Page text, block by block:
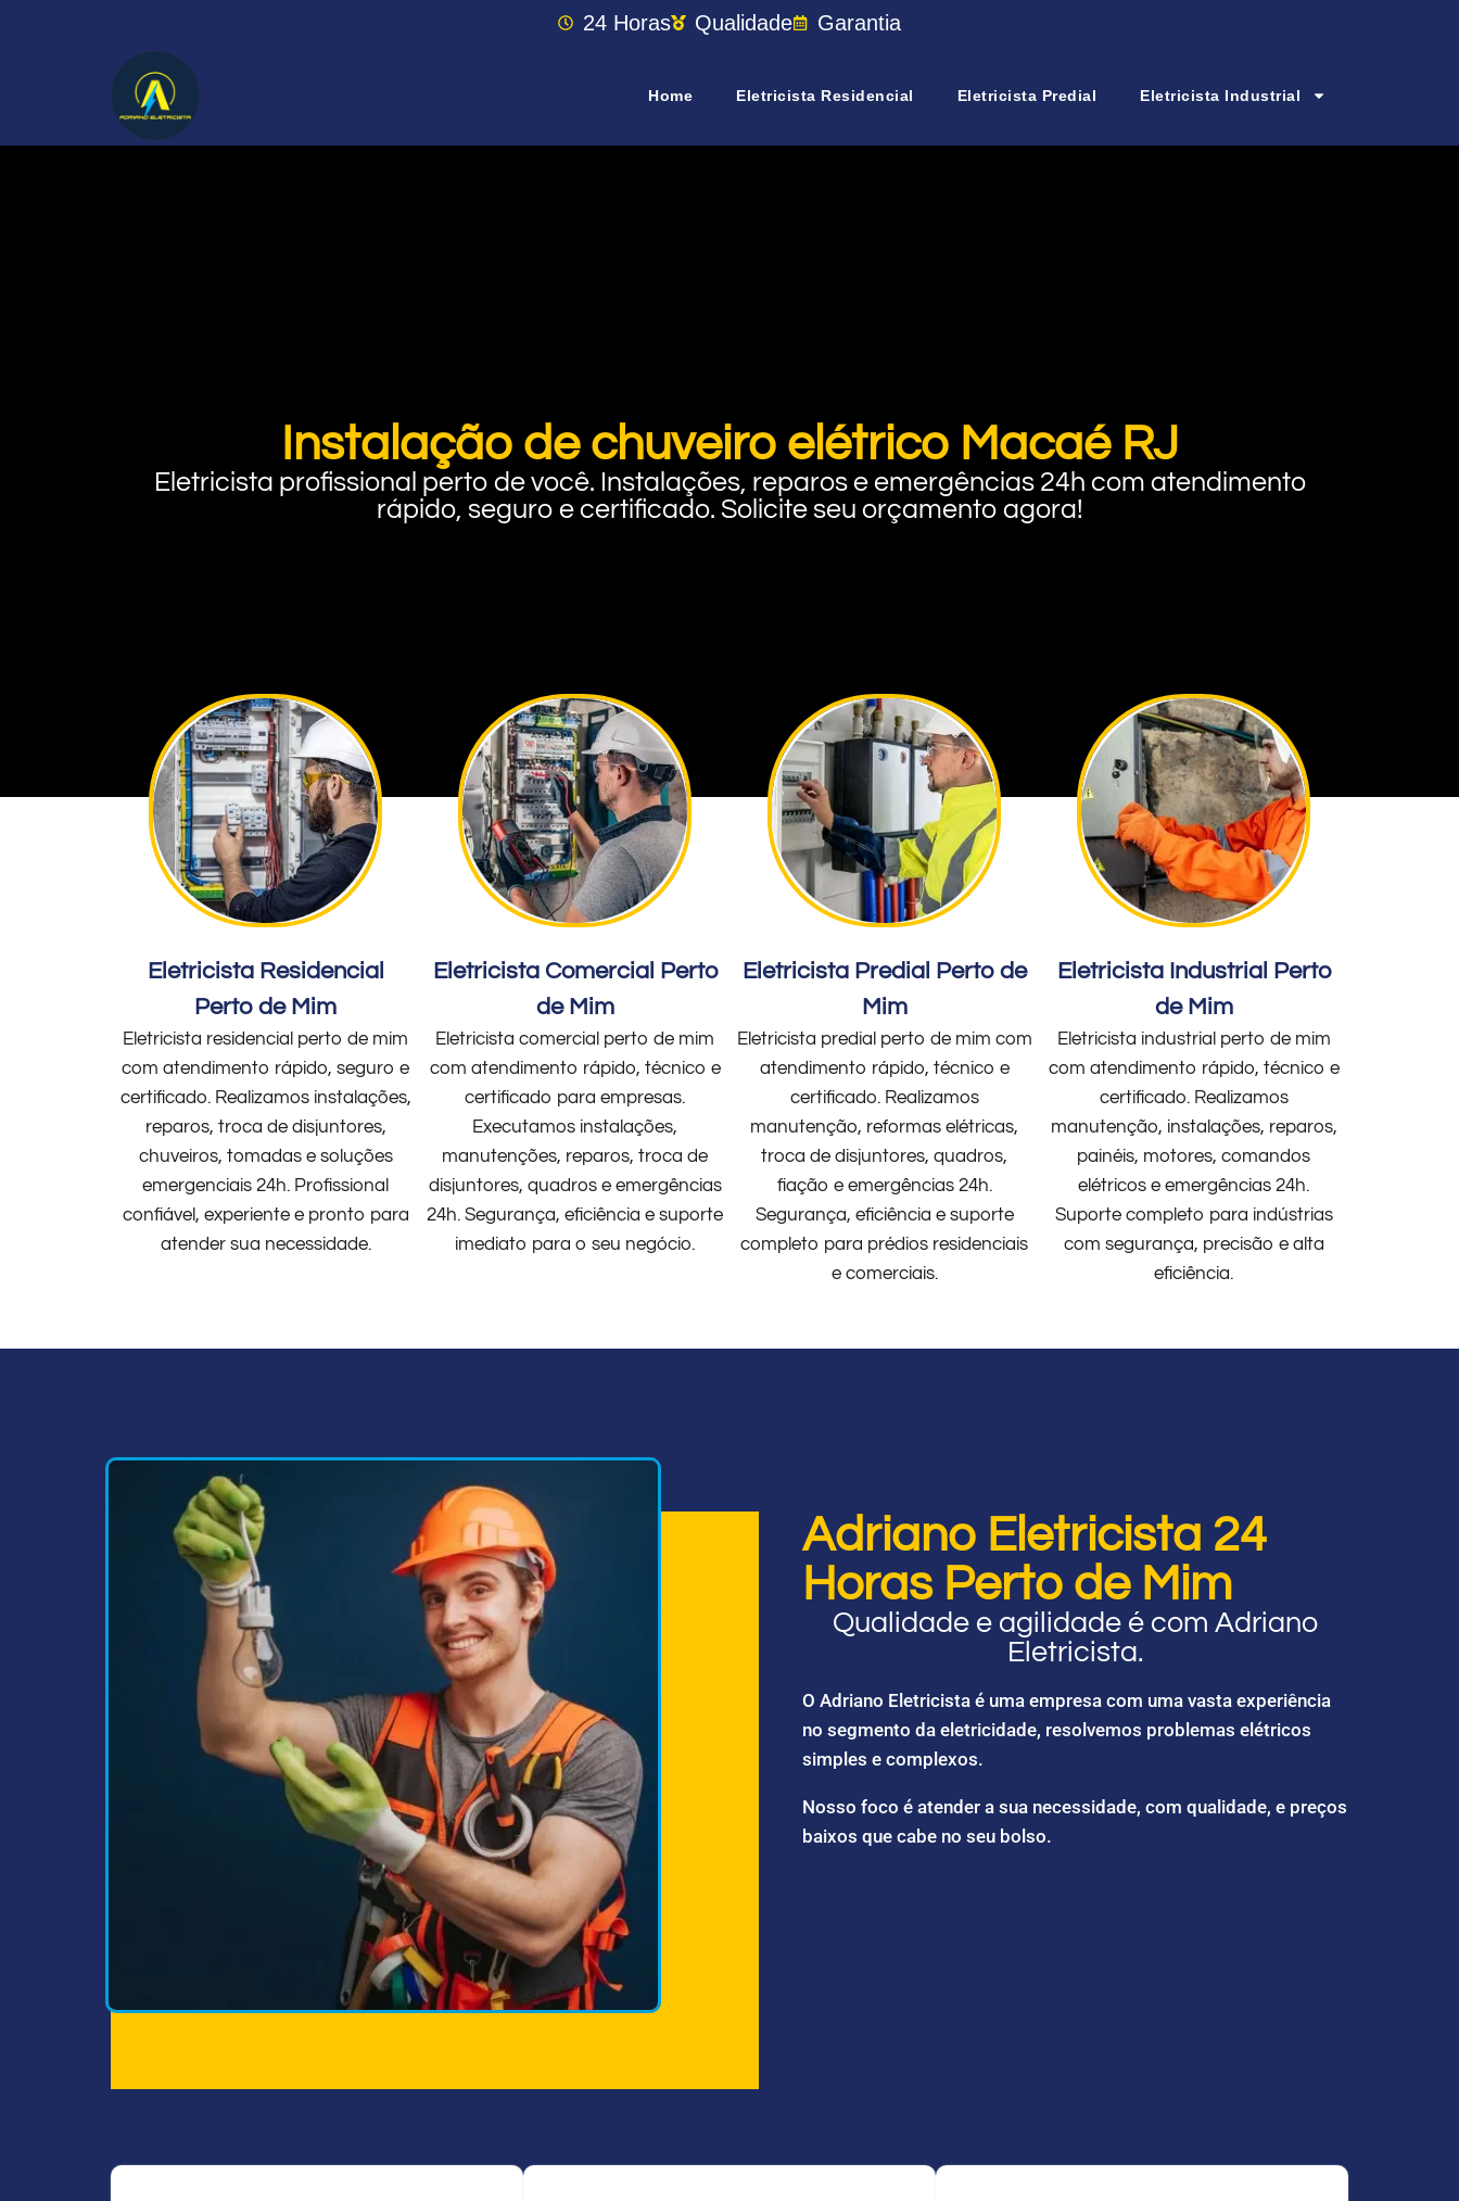
24 Horas Qualidade Garantia
Home Eletricista Residencial Eletricista Predial Eletricista Industrial
Instalação de chuveiro elétrico Macaé RJ
Eletricista profissional perto de você. Instalações, reparos e emergências 24h com atendimento
rápido, seguro e certificado. Solicite seu orçamento agora!
Eletricista Residencial
Perto de Mim
Eletricista residencial perto de mim
com atendimento rápido, seguro e
certificado. Realizamos instalações,
reparos, troca de disjuntores,
chuveiros, tomadas e soluções
emergenciais 24h. Profissional
confiável, experiente e pronto para
atender sua necessidade.
Eletricista Comercial Perto
de Mim
Eletricista comercial perto de mim
com atendimento rápido, técnico e
certificado para empresas.
Executamos instalações,
manutenções, reparos, troca de
disjuntores, quadros e emergências
24h. Segurança, eficiência e suporte
imediato para o seu negócio.
Eletricista Predial Perto de
Mim
Eletricista predial perto de mim com
atendimento rápido, técnico e
certificado. Realizamos
manutenção, reformas elétricas,
troca de disjuntores, quadros,
fiação e emergências 24h.
Segurança, eficiência e suporte
completo para prédios residenciais
e comerciais.
Eletricista Industrial Perto
de Mim
Eletricista industrial perto de mim
com atendimento rápido, técnico e
certificado. Realizamos
manutenção, instalações, reparos,
painéis, motores, comandos
elétricos e emergências 24h.
Suporte completo para indústrias
com segurança, precisão e alta
eficiência.
Adriano Eletricista 24
Horas Perto de Mim
Qualidade e agilidade é com Adriano
Eletricista.
O Adriano Eletricista é uma empresa com uma vasta experiência
no segmento da eletricidade, resolvemos problemas elétricos
simples e complexos.
Nosso foco é atender a sua necessidade, com qualidade, e preços
baixos que cabe no seu bolso.